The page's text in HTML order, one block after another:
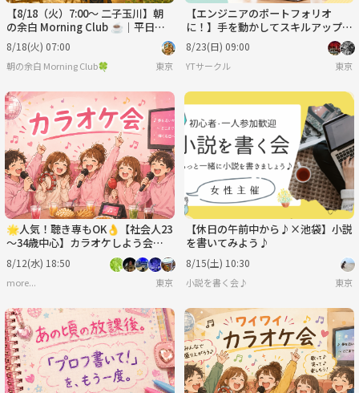
【8/18（火）7:00～ 二子玉川】朝
の余白 Morning Club ☕️｜平日の
朝、自分の時間をつくる朝活
8/18(火) 07:00
朝の余白 Morning Club🍀 東京
【エンジニアのポートフォリオ
に！】手を動かしてスキルアップ
💪ミニアプリ開発会💻※IT目指す
方も歓迎🔰
8/23(日) 09:00
YTサークル 東京
🌟人気！聴き専もOK👌【社会人23
～34歳中心】カラオケしよう会🎤
【初めまして大歓迎🔰】
8/12(水) 18:50
more... 東京
【休日の午前中から♪×池袋】小説
を書いてみよう♪
8/15(土) 10:30
小説を書く会♪ 東京